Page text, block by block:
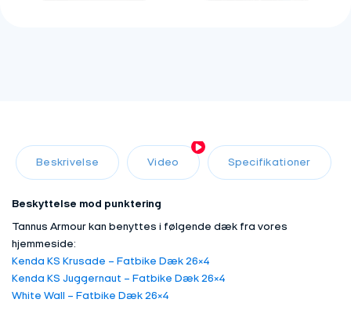
Beskrivelse Video Specifikationer
Beskyttelse mod punktering
Tannus Armour kan benyttes i følgende dæk fra vores
hjemmeside:
Kenda KS Krusade – Fatbike Dæk 26×4
Kenda KS Juggernaut – Fatbike Dæk 26×4
White Wall – Fatbike Dæk 26×4